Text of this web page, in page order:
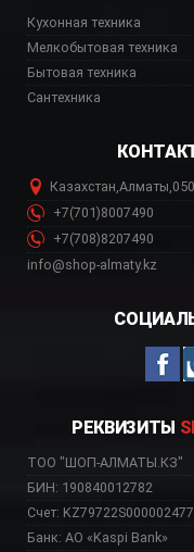
Кухонная техника
Мелкобытовая техника
Бытовая техника
Сантехника
Казахстан,Алматы,
+7(701)8007490
+7(708)8207490
info@shop-almaty.kz
РЕКВИЗИТЫ
ТОО "ШОП-АЛМАТЫ.КЗ"
БИН: 190840012782
Счет:
Банк: АО «Kaspi Bank»